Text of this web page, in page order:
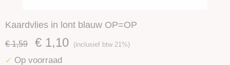
Kaardvlies in lont blauw OP=OP
€ 1,59 € 1,10 (inclusief btw 21%)
✓ Op voorraad